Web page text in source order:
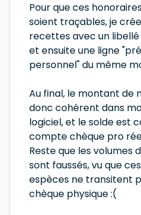
Pour que ces
soient traçables, je
recettes avec un
et ensuite une ligne
personnel" du même
Au final, le montant de
donc cohérent dans
logiciel, et le solde est
compte chèque pro
Reste que les volumes
sont faussés, vu que
espèces ne transitent
chèque physique :(